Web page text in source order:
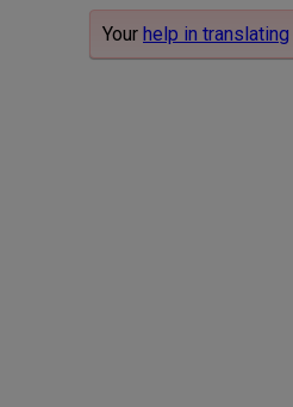
Your help in translating